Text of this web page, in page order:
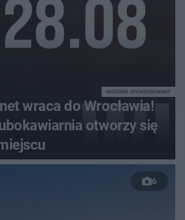
wraca do Wrocławia!
otworzy się
MATERIAŁ SPONSOROWANY
6